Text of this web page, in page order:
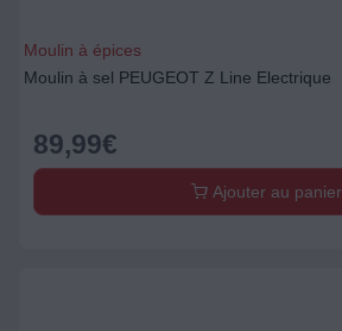
Moulin à épices
Moulin à sel PEUGEOT Z Line Electrique
89,99€
Ajouter au panier